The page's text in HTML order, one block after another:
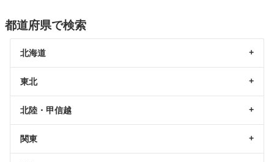
都道府県で検索
北海道
東北
北陸・甲信越
関東